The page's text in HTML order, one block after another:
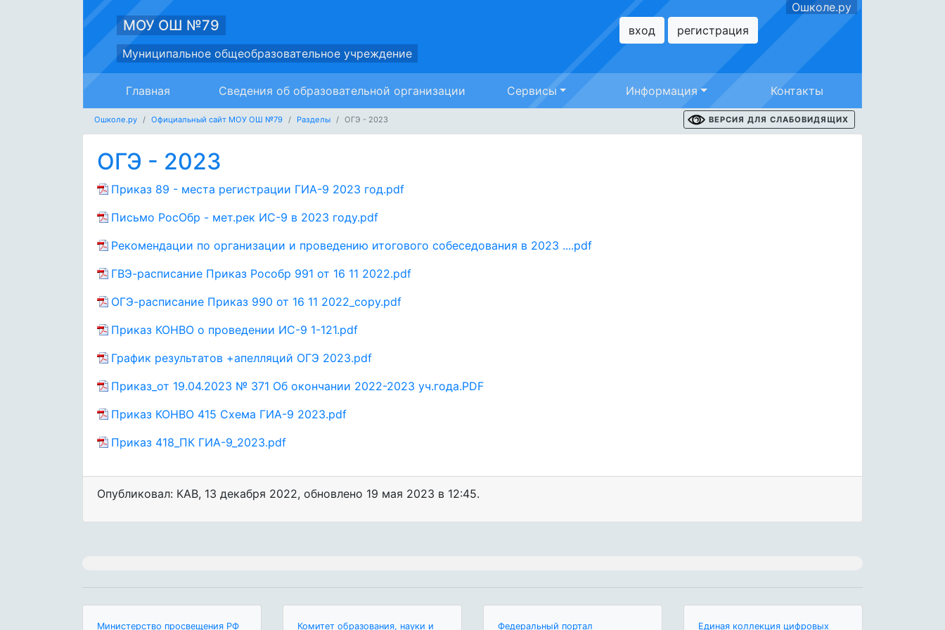
МОУ ОШ №79
Муниципальное общеобразовательное учреждение
Ошколе.ру
вход
регистрация
Главная Сведения об образовательной организации Сервисы Информация Контакты
Ошколе.ру Официальный сайт МОУ ОШ №79 Разделы ОГЭ - 2023 ВЕРСИЯ ДЛЯ СЛАБОВИДЯЩИХ
ОГЭ - 2023
Приказ 89 - места регистрации ГИА-9 2023 год.pdf
Письмо РосОбр - мет.рек ИС-9 в 2023 году.pdf
Рекомендации по организации и проведению итогового собеседования в 2023 ....pdf
ГВЭ-расписание Приказ Рособр 991 от 16 11 2022.pdf
ОГЭ-расписание Приказ 990 от 16 11 2022_copy.pdf
Приказ КОНВО о проведении ИС-9 1-121.pdf
График результатов +апелляций ОГЭ 2023.pdf
Приказ_от 19.04.2023 № 371 Об окончании 2022-2023 уч.года.PDF
Приказ КОНВО 415 Схема ГИА-9 2023.pdf
Приказ 418_ПК ГИА-9_2023.pdf
Опубликовал: КАВ, 13 декабря 2022, обновлено 19 мая 2023 в 12:45.
Министерство просвещения РФ Комитет образования, науки и Федеральный портал Единая коллекция цифровых